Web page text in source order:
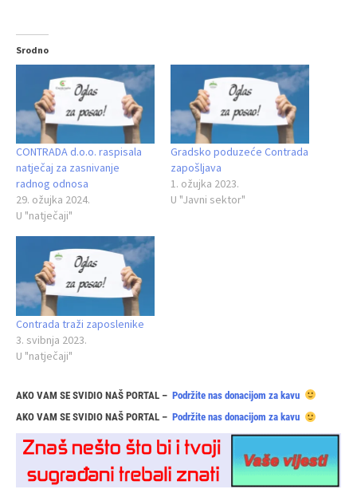
Srodno
CONTRADA d.o.o. raspisala
natječaj za zasnivanje
radnog odnosa
29. ožujka 2024.
U "natječaji"
Gradsko poduzeće Contrada
zapošljava
1. ožujka 2023.
U "Javni sektor"
Contrada traži zaposlenike
3. svibnja 2023.
U "natječaji"
AKO VAM SE SVIDIO NAŠ PORTAL – Podržite nas donacijom za kavu
AKO VAM SE SVIDIO NAŠ PORTAL – Podržite nas donacijom za kavu